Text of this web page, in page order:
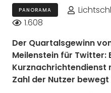
PANORAMA
1.608
Der Quartalsgewinn
Meilenstein für Twitter:
Kurznachrichtendienst
Zahl der Nutzer